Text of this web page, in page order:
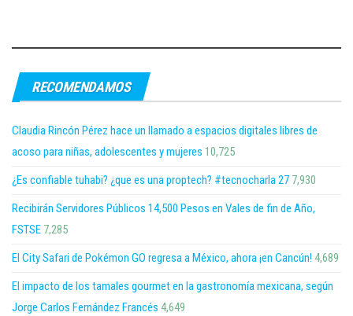
RECOMENDAMOS
Claudia Rincón Pérez hace un llamado a espacios digitales libres de
acoso para niñas, adolescentes y mujeres 10,725
¿Es confiable tuhabi? ¿que es una proptech? #tecnocharla 27 7,930
Recibirán Servidores Públicos 14,500 Pesos en Vales de fin de Año,
FSTSE 7,285
El City Safari de Pokémon GO regresa a México, ahora ¡en Cancún! 4,689
El impacto de los tamales gourmet en la gastronomía mexicana, según
Jorge Carlos Fernández Francés 4,649